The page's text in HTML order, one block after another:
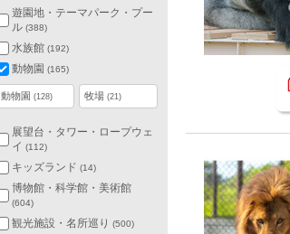
遊園地・テーマパーク・プー
ル (388)
水族館 (192)
動物園 (165)
動物園 (128) 牧場 (21)
展望台・タワー・ロープウェ
イ (112)
キッズランド (14)
博物館・科学館・美術館
(604)
観光施設・名所巡り (500)